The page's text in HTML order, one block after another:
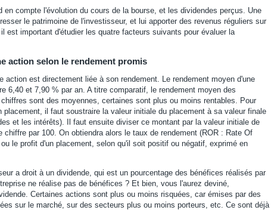
en compte l'évolution du cours de la bourse, et les dividendes perçus. Une
le patrimoine de l'investisseur, et lui apporter des revenus réguliers sur
est important d'étudier les quatre facteurs suivants pour évaluer la
action selon le rendement promis
action est directement liée à son rendement. Le rendement moyen d'une
6,40 et 7,90 % par an. A titre comparatif, le rendement moyen des
sont des moyennes, certaines sont plus ou moins rentables. Pour
placement, il faut soustraire la valeur initiale du placement à sa valeur finale
et les intérêts). Il faut ensuite diviser ce montant par la valeur initiale de
chiffre par 100. On obtiendra alors le taux de rendement (ROR : Rate Of
le profit d'un placement, selon qu'il soit positif ou négatif, exprimé en
a droit à un dividende, qui est un pourcentage des bénéfices réalisés par
ne réalise pas de bénéfices ? Et bien, vous l'aurez deviné,
Certaines actions sont plus ou moins risquées, car émises par des
sur le marché, sur des secteurs plus ou moins porteurs, etc. Ce sont déjà